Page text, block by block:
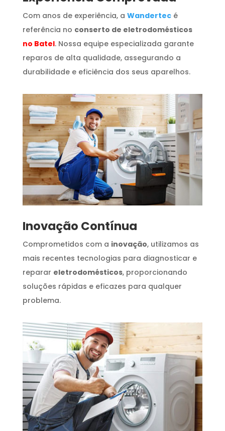
Com anos de experiência, a Wandertecé
referência no conserto de eletrodomésticos
no Batel. Nossa equipe especializada garante
reparos de alta qualidade, assegurando a
durabilidade e eficiência dos seus aparelhos.
Inovação Contínua
Comprometidos com a inovação, utilizamos as
mais recentes tecnologias para diagnosticar e
reparar eletrodomésticos, proporcionando
soluções rápidas e eficazes para qualquer
problema.